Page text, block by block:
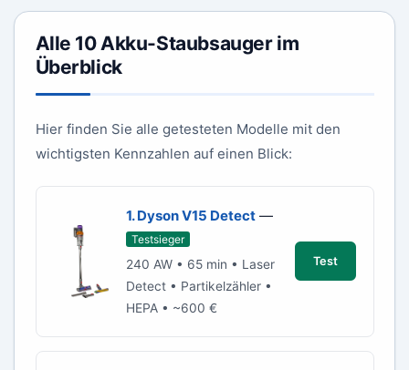
Alle 10 Akku-Staubsauger im
Überblick
Hier finden Sie alle getesteten Modelle mit den
wichtigsten Kennzahlen auf einen Blick:
1. Dyson V15 Detect —
Testsieger
240 AW • 65 min • Laser
Detect • Partikelzähler •
HEPA • ~600 €
Test